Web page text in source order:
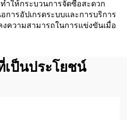
ำให้กระบวนการจัดซื้อสะดวก
การอัปเกรดระบบและการบริการ
ความสามารถในการแข่งขันเมื่อ
เป็นประโยชน์